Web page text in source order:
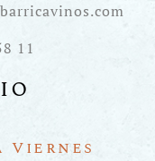
11
Viernes